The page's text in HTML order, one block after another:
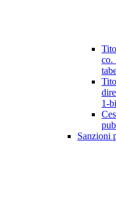
co.
1-
Sanzioni